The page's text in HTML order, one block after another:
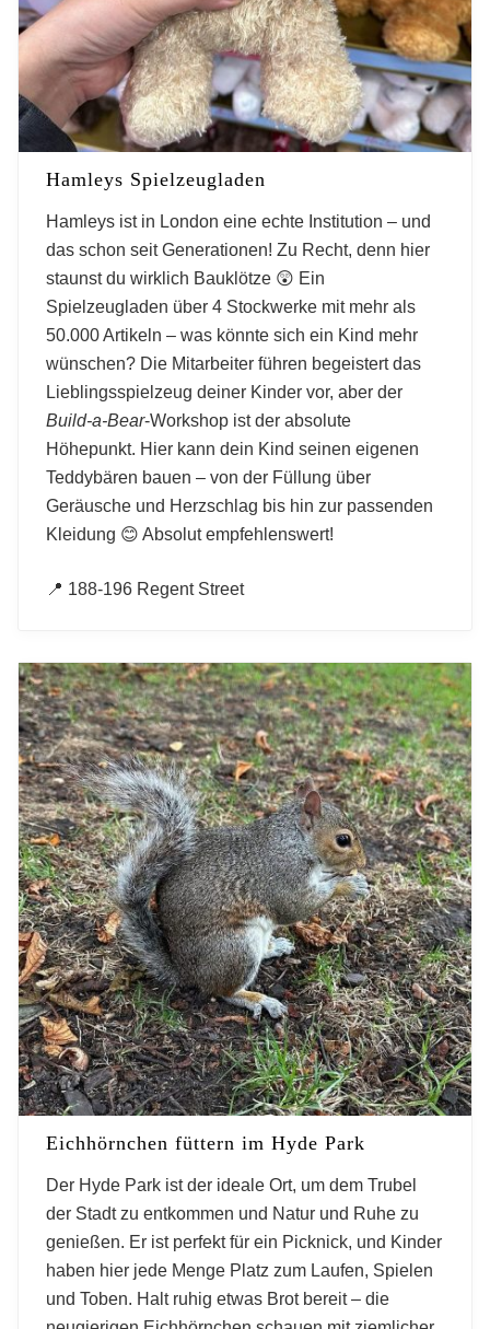
Hamleys Spielzeugladen
Hamleys ist in London eine echte Institution – und
das schon seit Generationen! Zu Recht, denn hier
staunst du wirklich Bauklötze 😲 Ein
Spielzeugladen über 4 Stockwerke mit mehr als
50.000 Artikeln – was könnte sich ein Kind mehr
wünschen? Die Mitarbeiter führen begeistert das
Lieblingsspielzeug deiner Kinder vor, aber der
Build-a-Bear-Workshop ist der absolute
Höhepunkt. Hier kann dein Kind seinen eigenen
Teddybären bauen – von der Füllung über
Geräusche und Herzschlag bis hin zur passenden
Kleidung 😊 Absolut empfehlenswert!
📍 188-196 Regent Street
Eichhörnchen füttern im Hyde Park
Der Hyde Park ist der ideale Ort, um dem Trubel
der Stadt zu entkommen und Natur und Ruhe zu
genießen. Er ist perfekt für ein Picknick, und Kinder
haben hier jede Menge Platz zum Laufen, Spielen
und Toben. Halt ruhig etwas Brot bereit – die